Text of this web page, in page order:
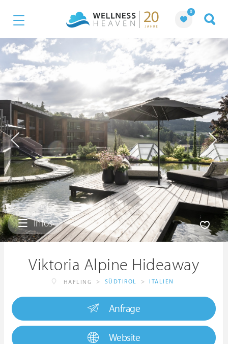
0
Infos
Viktoria Alpine Hideaway
HAFLING > SÜDTIROL > ITALIEN
Anfrage
Website